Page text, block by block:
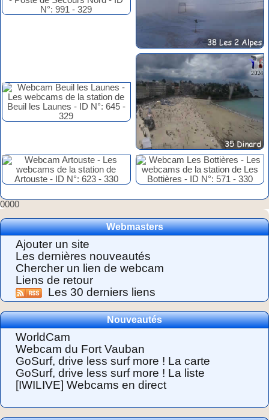
0000
Webmasters
Ajouter un site
Les dernières nouveautés
Chercher un lien de webcam
Liens de retour
Les 30 derniers liens
Nouveautés
WorldCam
Webcam du Fort Vauban
GoSurf, drive less surf more ! La carte
GoSurf, drive less surf more ! La liste
[IWILIVE] Webcams en direct